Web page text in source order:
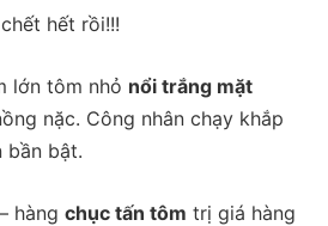
hết rồi!!!
lớn tôm nhỏ nổi trắng mặt
nặc. Công nhân chạy khắp
bần bật.
hàng chục tấn tôm trị giá hàng